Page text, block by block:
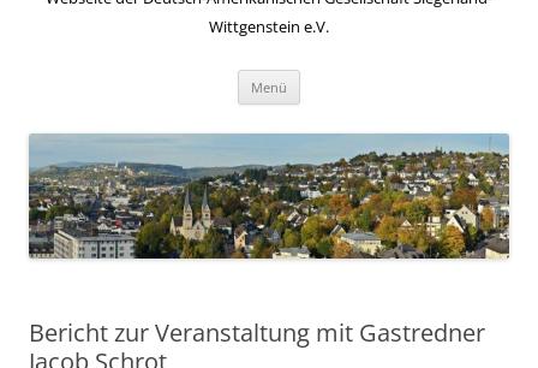
Wittgenstein e.V.
Menü
Bericht zur Veranstaltung mit Gastredner
Jacob Schrot